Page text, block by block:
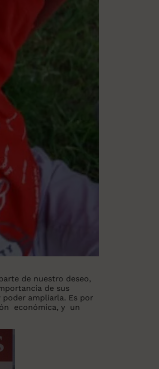
de nuestro deseo,
de sus
ampliarla. Es por
económica, y un